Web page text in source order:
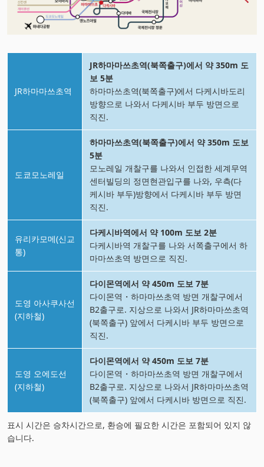
JR하마마쓰초역
JR하마마쓰초역(북쪽출구)에서 약 350m 도
보 5분
하마마쓰초역(북쪽출구)에서 다케시바도리
방향으로 나와서 다케시바 부두 방면으로
직진.
도쿄모노레일
하마마쓰초역(북쪽출구)에서 약 350m 도보
5분
모노레일 개찰구를 나와서 인접한 세계무역
센터빌딩의 정면현관입구를 나와, 우측(다
케시바 부두)방향에서 다케시바 부두 방면
직진.
유리카모메(신교
통)
다케시바역에서 약 100m 도보 2분
다케시바역 개찰구를 나와 서쪽출구에서 하
마마쓰초역 방면으로 직진.
도영 아사쿠사선
(지하철)
다이몬역에서 약 450m 도보 7분
다이몬역・하마마쓰초역 방면 개찰구에서
B2출구로. 지상으로 나와서 JR하마마쓰초역
(북쪽출구) 앞에서 다케시바 부두 방면으로
직진.
도영 오에도선
(지하철)
다이몬역에서 약 450m 도보 7분
다이몬역・하마마쓰초역 방면 개찰구에서
B2출구로. 지상으로 나와서 JR하마마쓰초역
(북쪽출구) 앞에서 다케시바 방면으로 직진.
표시 시간은 승차시간으로, 환승에 필요한 시간은 포함되어 있지 않
습니다.